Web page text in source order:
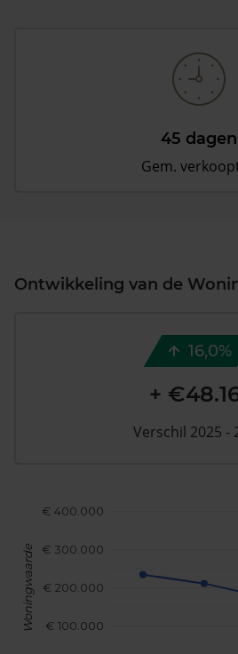
45 dagen
Gem.
Ontwikkeling van de
€ 100.000
€ 200.000
€ 300.000
€ 400.000
Woningwaarde
16,0%
+
Verschil 2025 -